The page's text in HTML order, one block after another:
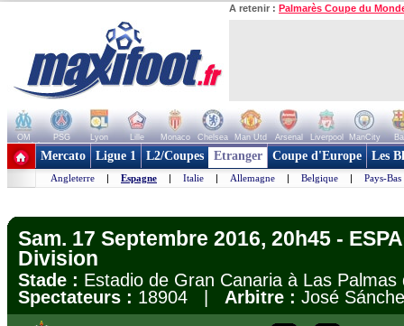
A retenir : Palmarès Coupe du
OM PSG Lyon Lille Monaco Chelsea Man Utd Arsenal Liverpool ManCity
+ de clubs
Mercato Ligue 1 L2/Coupes Etranger Coupe d'Europe Les
Angleterre | Espagne | Italie | Allemagne | Belgique | Pays-Bas
Sam. 17 Septembre 2016, 20h45 -
Division
Stade : Estadio de Gran Canaria à Las
Spectateurs : 18904 | Arbitre : José